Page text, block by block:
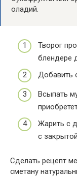
оладий.
Творог
блендере
Добавить
Всыпать
Жарить с
с
Сделать рецепт
сметану